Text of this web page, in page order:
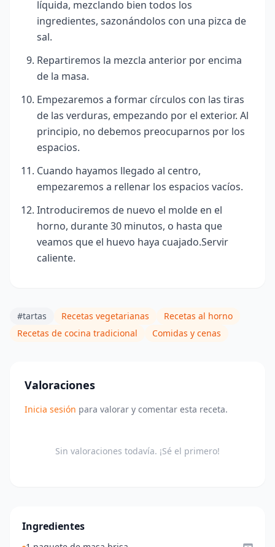
líquida, mezclando bien todos los
ingredientes, sazonándolos con una pizca de
sal.
Repartiremos la mezcla anterior por encima
de la masa.
Empezaremos a formar círculos con las tiras
de las verduras, empezando por el exterior. Al
principio, no debemos preocuparnos por los
espacios.
Cuando hayamos llegado al centro,
empezaremos a rellenar los espacios vacíos.
Introduciremos de nuevo el molde en el
horno, durante 30 minutos, o hasta que
veamos que el huevo haya cuajado.Servir
caliente.
#tartas Recetas vegetarianas
Recetas al horno
Recetas de cocina tradicional
Comidas y cenas
Valoraciones
Inicia sesión para valorar y comentar esta receta.
Sin valoraciones todavía. ¡Sé el primero!
Ingredientes